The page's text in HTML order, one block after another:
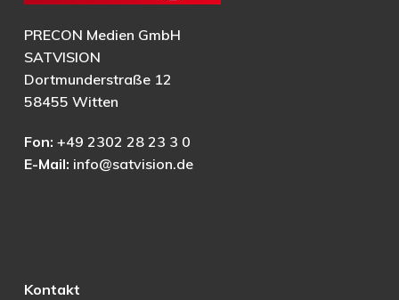
PRECON Medien GmbH
SATVISION
Dortmunderstraße 12
58455 Witten
Fon: +49 2302 28 23 3 0
E-Mail: info@satvision.de
Kontakt